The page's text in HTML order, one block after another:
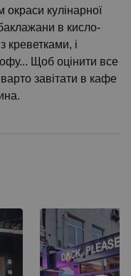
окраси кулінарної
в кисло-
креветками, і
Щоб оцінити все
завітати в кафе